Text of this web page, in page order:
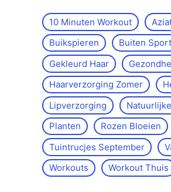
10 Minuten Workout
Buikspieren
Buiten
Gekleurd Haar
Haarverzorging Zomer
Lipverzorging
Planten
Rozen Bloeien
Tuintrucjes September
Workouts
Workout Thuis